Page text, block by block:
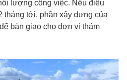
lượng công việc. Nếu điều
tháng tới, phần xây dựng của
bàn giao cho đơn vị thảm